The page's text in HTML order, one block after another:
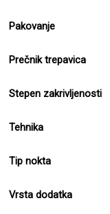
Pakovanje
Prečnik trepavica
Stepen zakrivljenosti
Tehnika
Tip nokta
Vrsta dodatka